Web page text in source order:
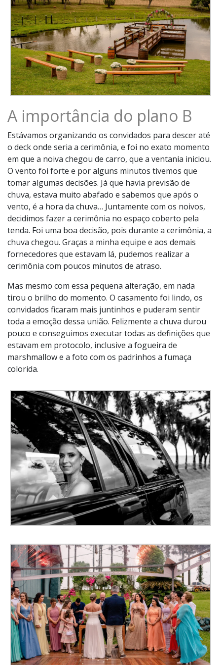
A importância do plano B
Estávamos organizando os convidados para descer até
o deck onde seria a cerimônia, e foi no exato momento
em que a noiva chegou de carro, que a ventania iniciou.
O vento foi forte e por alguns minutos tivemos que
tomar algumas decisões. Já que havia previsão de
chuva, estava muito abafado e sabemos que após o
vento, é a hora da chuva… Juntamente com os noivos,
decidimos fazer a cerimônia no espaço coberto pela
tenda. Foi uma boa decisão, pois durante a cerimônia, a
chuva chegou. Graças a minha equipe e aos demais
fornecedores que estavam lá, pudemos realizar a
cerimônia com poucos minutos de atraso.
Mas mesmo com essa pequena alteração, em nada
tirou o brilho do momento. O casamento foi lindo, os
convidados ficaram mais juntinhos e puderam sentir
toda a emoção dessa união. Felizmente a chuva durou
pouco e conseguimos executar todas as definições que
estavam em protocolo, inclusive a fogueira de
marshmallow e a foto com os padrinhos a fumaça
colorida.